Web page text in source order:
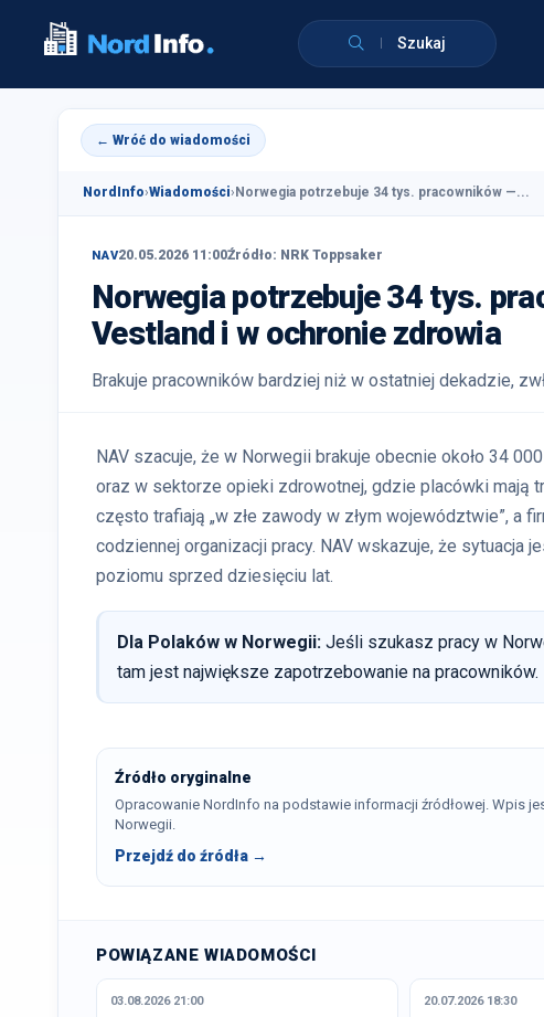
Szukaj
← Wróć do wiadomości
NordInfo›Wiadomości› Norwegia potrzebuje 34 tys. pracowników —...
NAV20.05.2026 11:00Źródło: NRK Toppsaker
Norwegia potrzebuje 34 tys.
Vestland i w ochronie zdrowia
Brakuje pracowników bardziej niż w ostatniej dekadzie,
NAV szacuje, że w Norwegii brakuje obecnie około 34
oraz w sektorze opieki zdrowotnej, gdzie placówki mają
często trafiają „w złe zawody w złym województwie”, a
codziennej organizacji pracy. NAV wskazuje, że sytuacja
poziomu sprzed dziesięciu lat.
Dla Polaków w Norwegii: Jeśli szukasz pracy w
tam jest największe zapotrzebowanie na pracowników.
Źródło oryginalne
Opracowanie NordInfo na podstawie informacji źródłowej. Wpis
Norwegii.
Przejdź do źródła →
POWIĄZANE WIADOMOŚCI
03.08.2026 21:00 20.07.2026 18:30